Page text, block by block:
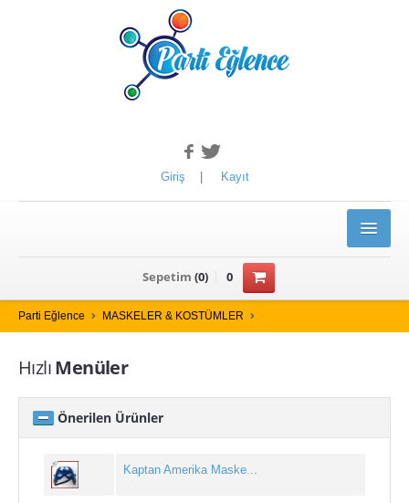
Giriş Kayıt
ÜRÜNLER
noel ışığı
yılbaşı ağacı toptan
Sepetim (0) 0
Parti Eğlence MASKELER & KOSTÜMLER
HızlıMenüler
Önerilen Ürünler
Kaptan Amerika Maske...